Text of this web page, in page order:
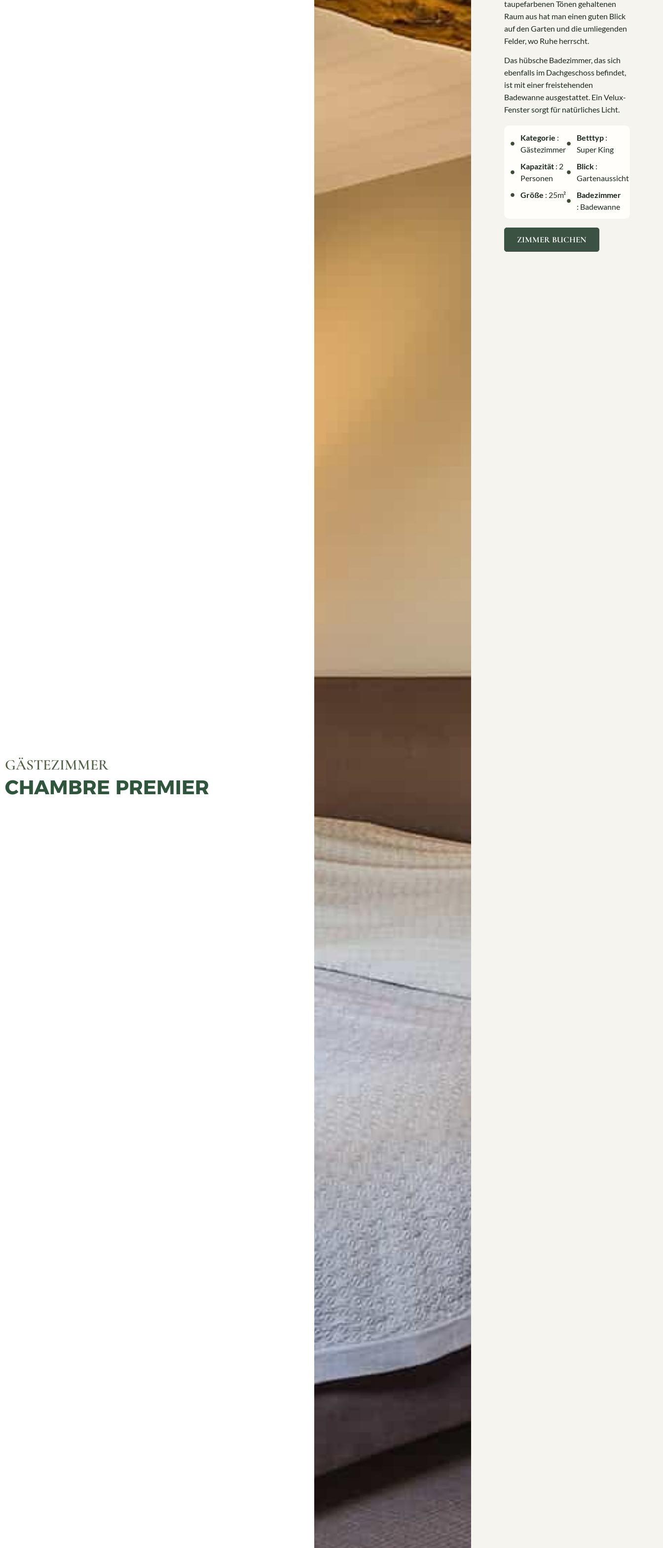
GÄSTEZIMMER
CHAMBRE PREMIER
taupefarbenen Tönen gehaltenen
Raum aus hat man einen guten Blick
auf den Garten und die umliegenden
Felder, wo Ruhe herrscht.
Das hübsche Badezimmer, das sich
ebenfalls im Dachgeschoss befindet,
ist mit einer freistehenden
Badewanne ausgestattet. Ein Velux-
Fenster sorgt für natürliches Licht.
Kategorie :
Gästezimmer
Kapazität: 2
Personen
Größe : 25m²
Betttyp :
Super King
Blick :
Gartenaussicht
Badezimmer
: Badewanne
ZIMMER BUCHEN